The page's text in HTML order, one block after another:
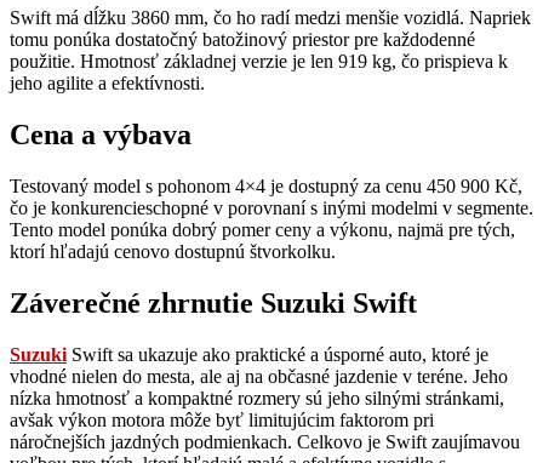
Swift má dĺžku 3860 mm, čo ho radí medzi menšie vozidlá. Napriek
tomu ponúka dostatočný batožinový priestor pre každodenné
použitie. Hmotnosť základnej verzie je len 919 kg, čo prispieva k
jeho agilite a efektívnosti.
Cena a výbava
Testovaný model s pohonom 4×4 je dostupný za cenu 450 900 Kč,
čo je konkurencieschopné v porovnaní s inými modelmi v segmente.
Tento model ponúka dobrý pomer ceny a výkonu, najmä pre tých,
ktorí hľadajú cenovo dostupnú štvorkolku.
Záverečné zhrnutie Suzuki Swift
Suzuki Swift sa ukazuje ako praktické a úsporné auto, ktoré je
vhodné nielen do mesta, ale aj na občasné jazdenie v teréne. Jeho
nízka hmotnosť a kompaktné rozmery sú jeho silnými stránkami,
avšak výkon motora môže byť limitujúcim faktorom pri
náročnejších jazdných podmienkach. Celkovo je Swift zaujímavou